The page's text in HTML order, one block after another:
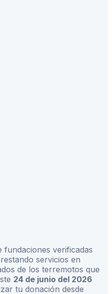
fundaciones verificadas
servicios en
de los terremotos que
24 de junio del 2026
tu donación desde